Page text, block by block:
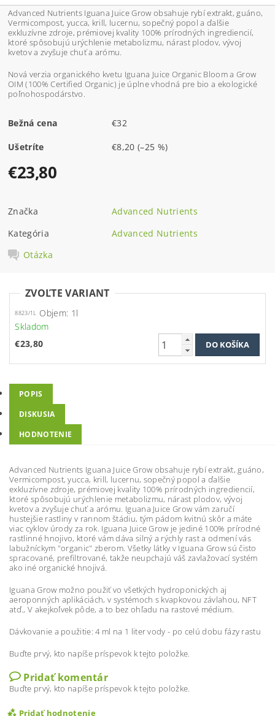
Advanced Nutrients Iguana Juice Grow obsahuje rybí extrakt, guáno,
Vermicompost, yucca, krill, lucernu, sopečný popol a ďalšie
exkluzívne zdroje, prémiovej kvality 100% prírodných ingrediencií,
ktoré spôsobujú urýchlenie metabolizmu, nárast plodov, vývoj
kvetov a zvyšuje chuť a arómu.
Nová verzia organického kvetu Iguana Juice Organic Bloom a Grow
OIM (100% Certified Organic) je úplne vhodná pre bio a ekologické
poľnohospodárstvo.
Bežná cena €32
Ušetríte €8,20(–25 %)
€23,80
Značka
Advanced Nutrients
Kategória
Advanced Nutrients
Otázka
ZVOĽTE VARIANT
8823/1L Objem: 1l
Skladom
€23,80
POPIS
DISKUSIA
HODNOTENIE
Advanced Nutrients Iguana Juice Grow obsahuje rybí extrakt, guáno,
Vermicompost, yucca, krill, lucernu, sopečný popol a ďalšie
exkluzívne zdroje, prémiovej kvality 100% prírodných ingrediencií,
ktoré spôsobujú urýchlenie metabolizmu, nárast plodov, vývoj
kvetov a zvyšuje chuť a arómu. Iguana Juice Grow vám zaručí
hustejšie rastliny v rannom štádiu, tým pádom kvitnú skôr a máte
viac cyklov úrody za rok. Iguana Juice Grow je jediné 100% prírodné
rastlinné hnojivo, ktoré vám dáva silný a rýchly rast a odmení vás
labužníckym "organic" zberom. Všetky látky v Iguana Grow sú čisto
spracované, prefiltrované, takže neupchajú váš zavlažovací systém
ako iné organické hnojivá.
Iguana Grow možno použiť vo všetkých hydroponických aj
aeroponných aplikáciách, v systémoch s kvapkovou závlahou, NFT
atď., V akejkoľvek pôde, a to bez ohľadu na rastové médium.
Dávkovanie a použitie: 4 ml na 1 liter vody - po celú dobu fázy rastu
Buďte prvý, kto napíše príspevok k tejto položke.
Pridať komentár
Buďte prvý, kto napíše príspevok k tejto položke.
Pridať hodnotenie